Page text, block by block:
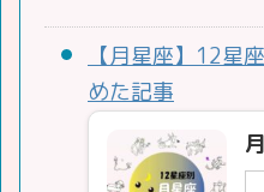
【月星座】12星
めた記事